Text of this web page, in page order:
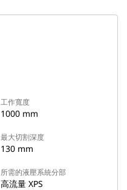
工作寬度
1000 mm
最大切割深度
130 mm
所需的液壓系統分部
高流量 XPS